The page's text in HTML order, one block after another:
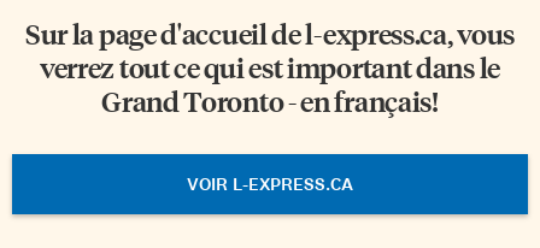
Sur la page d'accueil del-express.ca, vous
verrez tout ce qui est important dans le
Grand Toronto - en français!
VOIR L-EXPRESS.CA